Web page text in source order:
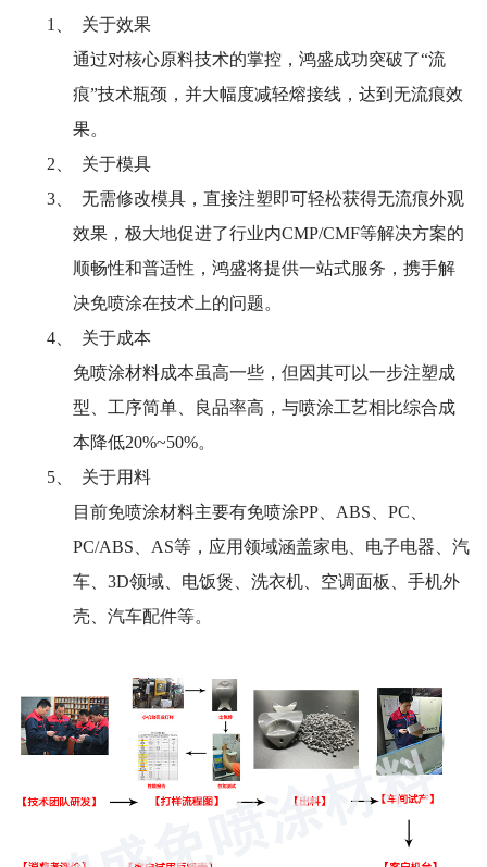
1、 关于效果
通过对核心原料技术的掌控，鸿盛成功突破了“流
痕”技术瓶颈，并大幅度减轻熔接线，达到无流痕效
果。
2、 关于模具
3、 无需修改模具，直接注塑即可轻松获得无流痕外观
效果，极大地促进了行业内CMP/CMF等解决方案的
顺畅性和普适性，鸿盛将提供一站式服务，携手解
决免喷涂在技术上的问题。
4、 关于成本
免喷涂材料成本虽高一些，但因其可以一步注塑成
型、工序简单、良品率高，与喷涂工艺相比综合成
本降低20%~50%。
5、 关于用料
目前免喷涂材料主要有免喷涂PP、ABS、PC、
PC/ABS、AS等，应用领域涵盖家电、电子电器、汽
车、3D领域、电饭煲、洗衣机、空调面板、手机外
壳、汽车配件等。